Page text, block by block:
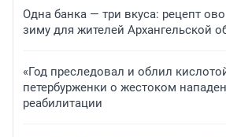
Одна банка — три вкуса: рецепт
зиму для жителей Архангельской
«Год преследовал и облил
петербурженки о жестоком
реабилитации